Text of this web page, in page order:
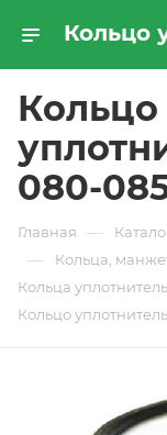
Кольцо
080-
Главная —
— Кольца,
Кольца
Кольцо